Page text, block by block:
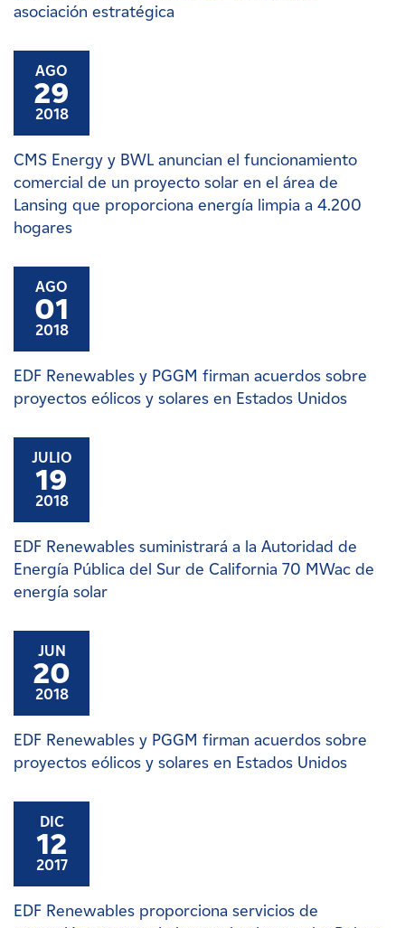
asociación estratégica
AGO
29
2018
CMS Energy y BWL anuncian el funcionamiento
comercial de un proyecto solar en el área de
Lansing que proporciona energía limpia a 4.200
hogares
AGO
01
2018
EDF Renewables y PGGM firman acuerdos sobre
proyectos eólicos y solares en Estados Unidos
JULIO
19
2018
EDF Renewables suministrará a la Autoridad de
Energía Pública del Sur de California 70 MWac de
energía solar
JUN
20
2018
EDF Renewables y PGGM firman acuerdos sobre
proyectos eólicos y solares en Estados Unidos
DIC
12
2017
EDF Renewables proporciona servicios de